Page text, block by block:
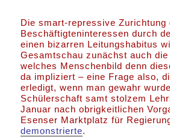
Die smart-repressive Zurichtung
Beschäftigteninteressen durch
einen bizarren Leitungshabitus
Gesamtschau zunächst auch die
welches Menschenbild denn
da impliziert – eine Frage also,
erledigt, wenn man gewahr
Schülerschaft samt stolzem
Januar nach obrigkeitlichen
Esenser Marktplatz für
demonstrierte.